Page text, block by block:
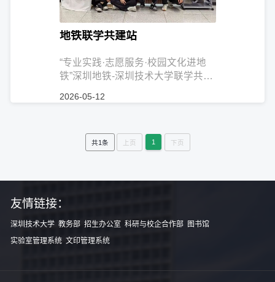
地铁联学共建站
“专业实践·志愿服务·校园文化进地
铁”深圳地铁-深圳技术大学联学共建
关...
2026-05-12
共1条 上页 1 下页
友情链接：
深圳技术大学 教务部 招生办公室 科研与校企合作部 图书馆
实验室管理系统 文印管理系统